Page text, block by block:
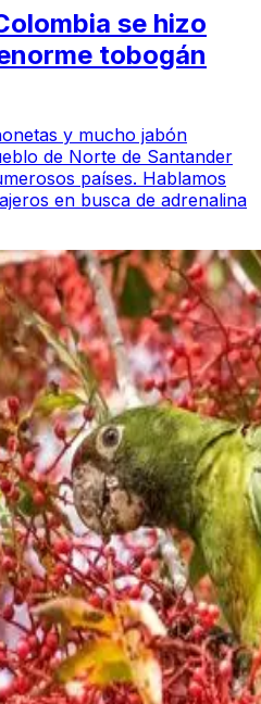
se hizo
tobogán
y mucho jabón
de Norte de Santander
países. Hablamos
en busca de adrenalina